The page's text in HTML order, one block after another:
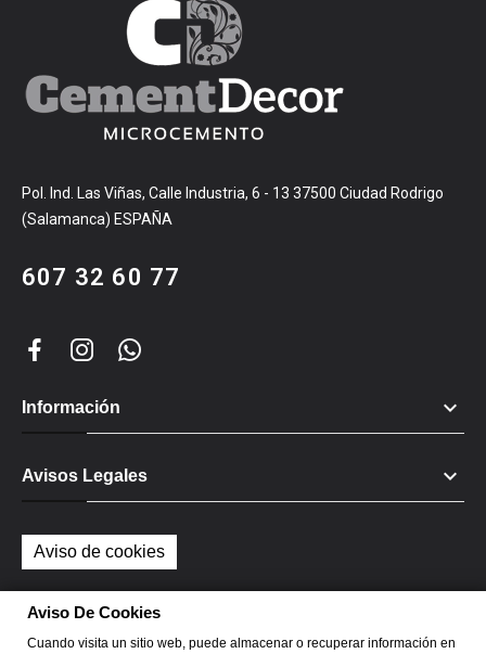
Pol. Ind. Las Viñas, Calle Industria, 6 - 13 37500 Ciudad Rodrigo
(Salamanca) ESPAÑA
607 32 60 77
Información 
Avisos Legales 
Aviso de cookies
CementDecor se reserva todos los derechos de
Aviso De Cookies
Cuando visita un sitio web, puede almacenar o recuperar información en